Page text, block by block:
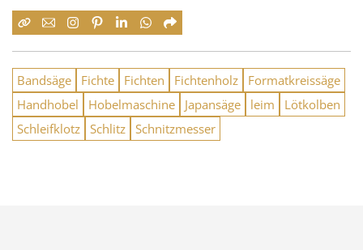
Bandsäge Fichte Fichten Fichtenholz
Formatkreissäge
Handhobel
Hobelmaschine Japansäge leim
Lötkolben
Schleifklotz Schlitz Schnitzmesser